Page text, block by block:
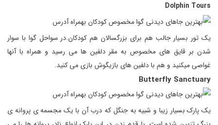
Dolphin Tours
یک تور بسیار جالب هم برای بزرگسالان هم کودکان.در سواحل گوا با سوار
شدن بر قایق های مخصوص به مقر دلفین ها می رسید و همراه با آنها
غواصی میکنید و هم با دلفین های بازیگوش بازی می کنید.
Butterfly Sanctuary
یک پارک بسیار زیبا و شبیه به جنگل که درب آن با یک مجسمه ی پروانه ی